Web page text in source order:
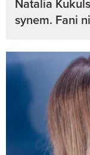
Natalia
synem. Fani